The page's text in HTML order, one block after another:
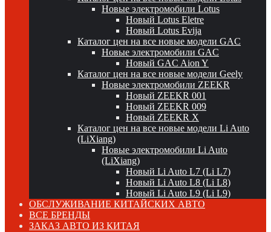
Новые электромобили Lotus
Новый Lotus Eletre
Новый Lotus Evija
Каталог цен на все новые модели GAC
Новые электромобили GAC
Новый GAC Aion Y
Каталог цен на все новые модели Geely
Новые электромобили ZEEKR
Новый ZEEKR 001
Новый ZEEKR 009
Новый ZEEKR X
Каталог цен на все новые модели Li Auto
(LiXiang)
Новые электромобили Li Auto
(LiXiang)
Новый Li Auto L7 (Li L7)
Новый Li Auto L8 (Li L8)
Новый Li Auto L9 (Li L9)
ОБСЛУЖИВАНИЕ КИТАЙСКИХ АВТО
ВСЕ БРЕНДЫ
ЗАКАЗ АВТО ИЗ КИТАЯ